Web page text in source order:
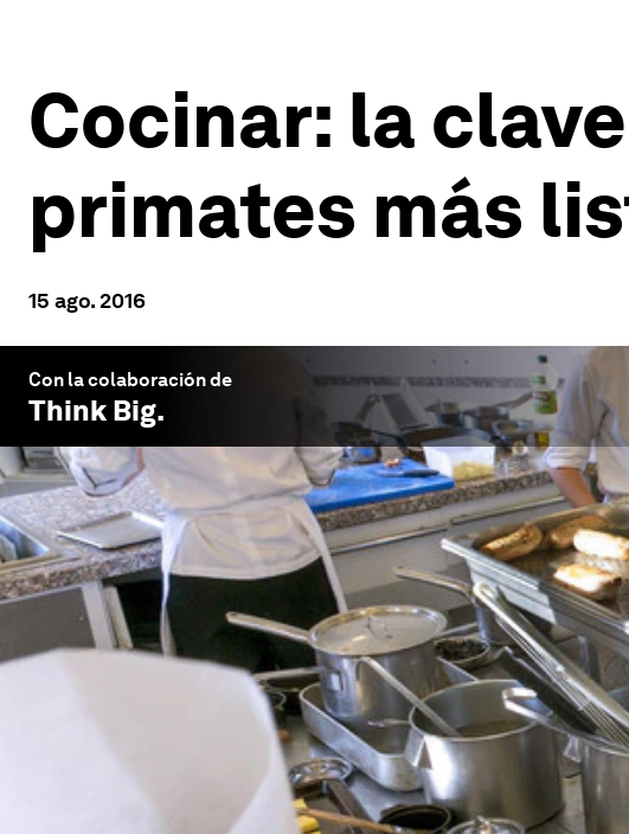
Cocinar: la
primates más
15 ago. 2016
Con la colaboración de
Think Big.